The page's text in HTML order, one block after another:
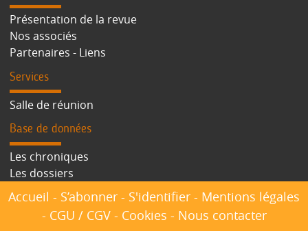
Présentation de la revue
Nos associés
Partenaires - Liens
Services
Salle de réunion
Base de données
Les chroniques
Les dossiers
Accueil - S’abonner - S'identifier - Mentions légales
- CGU / CGV- Cookies - Nous contacter